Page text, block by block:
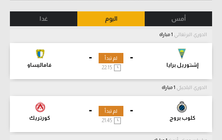
أمس اليوم غدا
الدوري البرتغالي
-
إشتوريل برايا
-
فاماليساو
لم تبدأ
22:15
الدوري البلجيكي
-
كلوب بروج
-
كورتريك
لم تبدأ
21:45